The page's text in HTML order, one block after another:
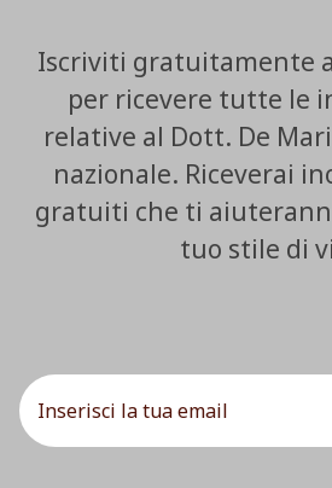
Iscriviti gratuitamente
per ricevere tutte le
relative al Dott. De
nazionale. Riceverai
gratuiti che ti
tuo stile di